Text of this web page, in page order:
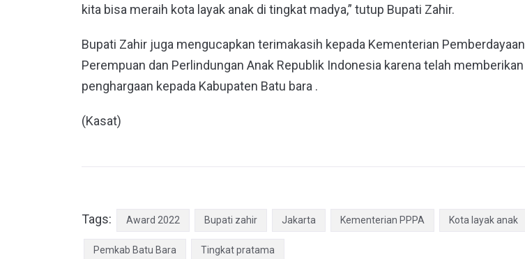
kita bisa meraih kota layak anak di tingkat madya,” tutup Bupati Zahir.
Bupati Zahir juga mengucapkan terimakasih kepada Kementerian Pemberdayaan
Perempuan dan Perlindungan Anak Republik Indonesia karena telah memberikan
penghargaan kepada Kabupaten Batu bara .
(Kasat)
Tags: Award 2022 Bupati zahir Jakarta Kementerian PPPA Kota layak anak
Pemkab Batu Bara Tingkat pratama